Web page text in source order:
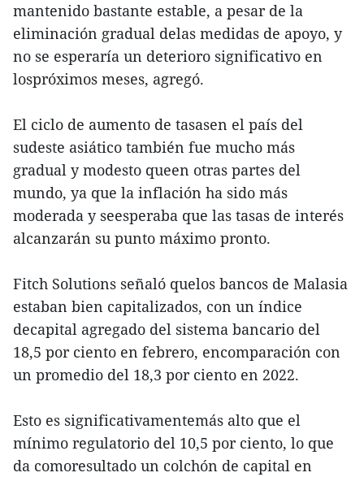
mantenido bastante estable, a pesar de la
eliminación gradual delas medidas de apoyo, y
no se esperaría un deterioro significativo en
lospróximos meses, agregó.
El ciclo de aumento de tasasen el país del
sudeste asiático también fue mucho más
gradual y modesto queen otras partes del
mundo, ya que la inflación ha sido más
moderada y seesperaba que las tasas de interés
alcanzarán su punto máximo pronto.
Fitch Solutions señaló quelos bancos de Malasia
estaban bien capitalizados, con un índice
decapital agregado del sistema bancario del
18,5 por ciento en febrero, encomparación con
un promedio del 18,3 por ciento en 2022.
Esto es significativamentemás alto que el
mínimo regulatorio del 10,5 por ciento, lo que
da comoresultado un colchón de capital en